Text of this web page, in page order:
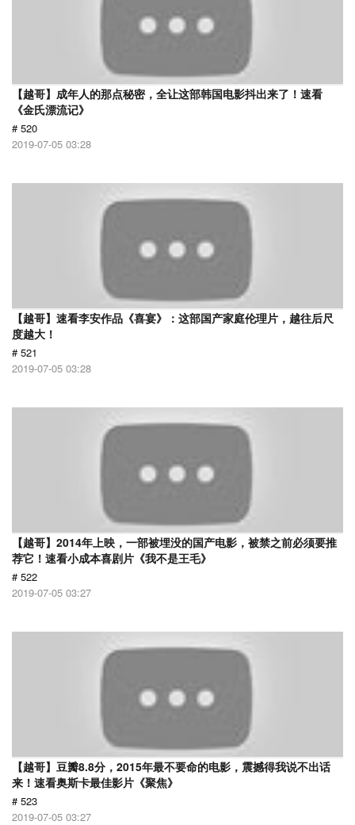
【越哥】成年人的那点秘密，全让这部韩国电影抖出来了！速看
《金氏漂流记》
# 520
2019-07-05 03:28
【越哥】速看李安作品《喜宴》：这部国产家庭伦理片，越往后尺
度越大！
# 521
2019-07-05 03:28
【越哥】2014年上映，一部被埋没的国产电影，被禁之前必须要推
荐它！速看小成本喜剧片《我不是王毛》
# 522
2019-07-05 03:27
【越哥】豆瓣8.8分，2015年最不要命的电影，震撼得我说不出话
来！速看奥斯卡最佳影片《聚焦》
# 523
2019-07-05 03:27